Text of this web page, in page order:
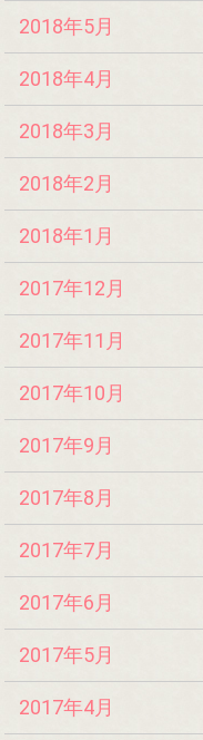
2018年5月
2018年4月
2018年3月
2018年2月
2018年1月
2017年12月
2017年11月
2017年10月
2017年9月
2017年8月
2017年7月
2017年6月
2017年5月
2017年4月